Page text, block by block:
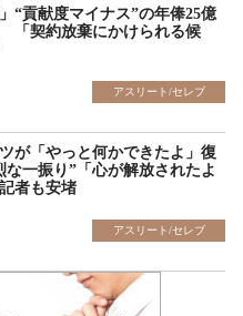
“貢献度マイナス”の年俸25億
「契約放棄にかけられる候
アスリート/セレブ
が「やっと何かできたよ」復
な一振り”「心が解放されたよ
者も安堵
アスリート/セレブ